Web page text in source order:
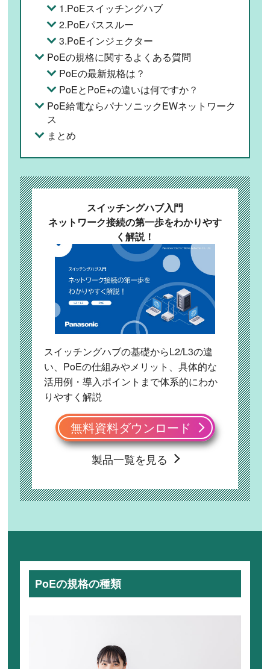
1.PoEスイッチングハブ
2.PoEパススルー
3.PoEインジェクター
PoEの規格に関するよくある質問
PoEの最新規格は？
PoEとPoE+の違いは何ですか？
PoE給電ならパナソニックEWネットワーク
ス
まとめ
スイッチングハブ入門
ネットワーク接続の第一歩をわかりやす
く解説！
スイッチングハブの基礎からL2/L3の違
い、PoEの仕組みやメリット、具体的な
活用例・導入ポイントまで体系的にわか
りやすく解説
無料資料ダウンロード
製品一覧を見る
PoEの規格の種類